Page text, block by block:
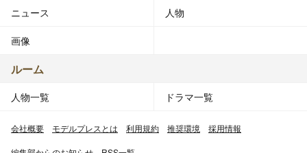
ニュース 人物
画像
ルーム
人物一覧 ドラマ一覧
会社概要 モデルプレスとは 利用規約 推奨環境 採用情報